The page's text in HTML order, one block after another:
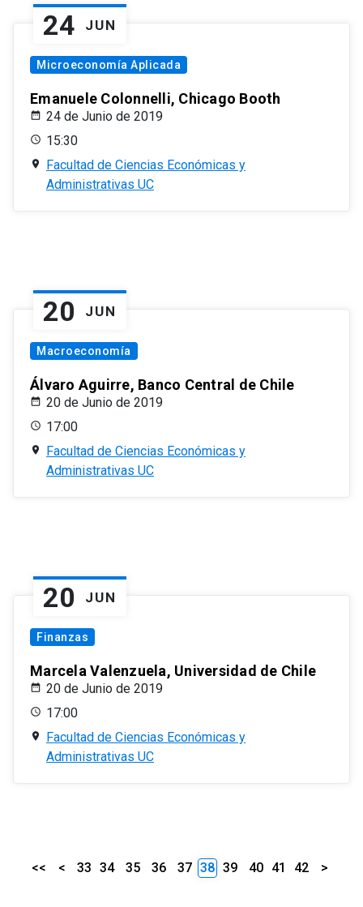
24 JUN
Microeconomía Aplicada
Emanuele Colonnelli, Chicago Booth
24 de Junio de 2019
15:30
Facultad de Ciencias Económicas y
Administrativas UC
20 JUN
Macroeconomía
Álvaro Aguirre, Banco Central de Chile
20 de Junio de 2019
17:00
Facultad de Ciencias Económicas y
Administrativas UC
20 JUN
Finanzas
Marcela Valenzuela, Universidad de Chile
20 de Junio de 2019
17:00
Facultad de Ciencias Económicas y
Administrativas UC
<< < 33 34 35 36 37 38 39 40 41 42 >